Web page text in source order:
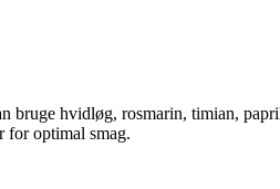
bruge hvidløg, rosmarin, timian,
for optimal smag.